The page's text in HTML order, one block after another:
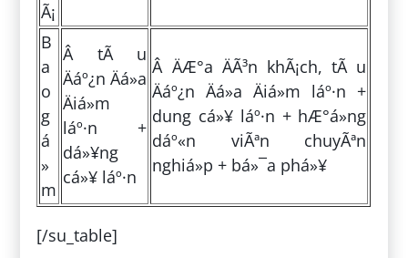
Ã¡
B
a
o
g
á
»
m
Â tÃ u
Äáº¿n Äá»a
Äiá»m
láº·n +
dá»¥ng
cá»¥ láº·n
Â ÄÆ°a ÄÃ³n khÃ¡ch, tÃ u
Äáº¿n Äá»a Äiá»m láº·n +
dung cá»¥ láº·n + hÆ°á»ng
dáº«n viÃªn chuyÃªn
nghiá»p + bá»¯a phá»¥
[/su_table]